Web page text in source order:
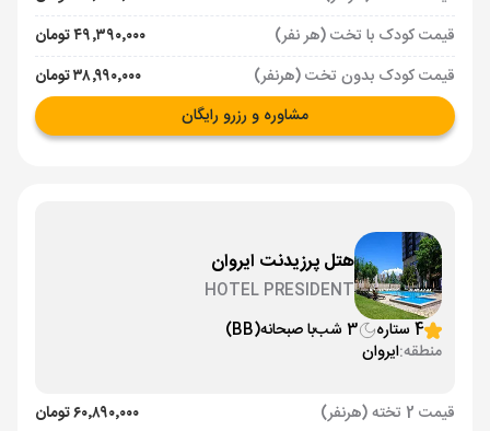
قیمت کودک با تخت (هر نفر)
۴۹٬۳۹۰٬۰۰۰ تومان
قیمت کودک بدون تخت (هرنفر)
۳۸٬۹۹۰٬۰۰۰ تومان
مشاوره و رزرو رایگان
هتل پرزیدنت ایروان
HOTEL PRESIDENT
4 ستاره
3 شب با صبحانه(BB)
منطقه:ایروان
قیمت 2 تخته (هرنفر)
۶۰٬۸۹۰٬۰۰۰ تومان